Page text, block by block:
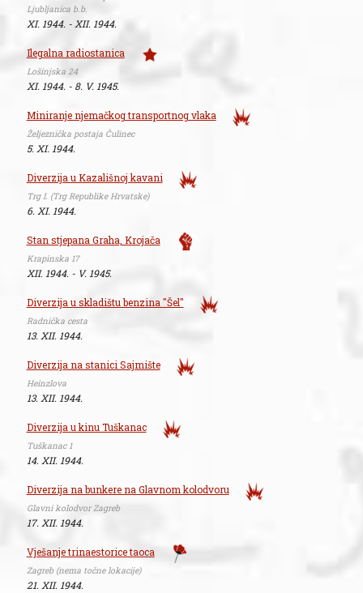
Ljubljanica b.b.
XI. 1944. - XII. 1944.
Ilegalna radiostanica
Lošinjska 24
XI. 1944. - 8. V. 1945.
Miniranje njemačkog transportnog vlaka
Željeznička postaja Čulinec
5. XI. 1944.
Diverzija u Kazališnoj kavani
Trg I. (Trg Republike Hrvatske)
6. XI. 1944.
Stan stjepana Graha, Krojača
Krapinska 17
XII. 1944. - V. 1945.
Diverzija u skladištu benzina "Šel"
Radnička cesta
13. XII. 1944.
Diverzija na stanici Sajmište
Heinzlova
13. XII. 1944.
Diverzija u kinu Tuškanac
Tuškanac 1
14. XII. 1944.
Diverzija na bunkere na Glavnom kolodvoru
Glavni kolodvor Zagreb
17. XII. 1944.
Vješanje trinaestorice taoca
Zagreb (nema točne lokacije)
21. XII. 1944.